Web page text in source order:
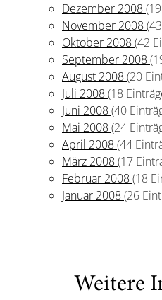
Dezember 2008
November 2008
Oktober 2008(42
September 2008
August 2008(20
Juli 2008(18
Juni 2008(40
Mai 2008(24
April 2008(44
März 2008(17
Februar 2008(18
Januar 2008(26
Weitere